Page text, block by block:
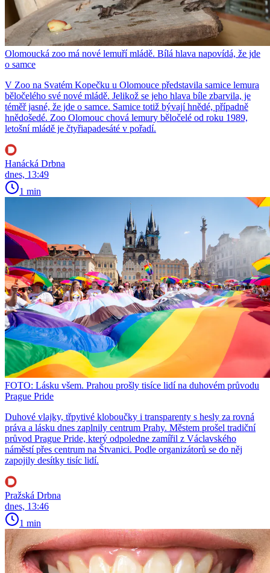
Olomoucká zoo má nové lemuří mládě. Bílá hlava napovídá, že jde
o samce
V Zoo na Svatém Kopečku u Olomouce představila samice lemura
běločelého své nové mládě. Jelikož se jeho hlava bíle zbarvila, je
téměř jasné, že jde o samce. Samice totiž bývají hnědé, případně
hnědošedé. Zoo Olomouc chová lemury běločelé od roku 1989,
letošní mládě je čtyřiapadesáté v pořadí.
Hanácká Drbna
dnes, 13:49
1 min
FOTO: Lásku všem. Prahou prošly tisíce lidí na duhovém průvodu
Prague Pride
Duhové vlajky, třpytivé kloboučky i transparenty s hesly za rovná
práva a lásku dnes zaplnily centrum Prahy. Městem prošel tradiční
průvod Prague Pride, který odpoledne zamířil z Václavského
náměstí přes centrum na Štvanici. Podle organizátorů se do něj
zapojily desítky tisíc lidí.
Pražská Drbna
dnes, 13:46
1 min